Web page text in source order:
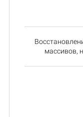
массивов,